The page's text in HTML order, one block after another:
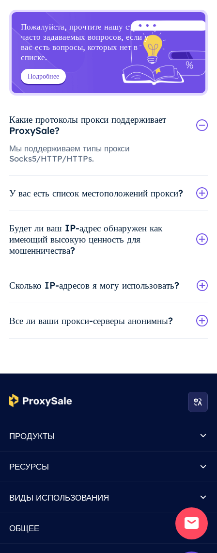
Пожалуйста, прочтите нашу страницу
часто задаваемых вопросов, если у
вас есть вопросы, которых нет в
списке.
Подробнее
Какие протоколы прокси поддерживает
ProxySale?
Мы поддерживаем типы прокси
Socks5/HTTP/HTTPs.
У вас есть список местоположений прокси?
Будет ли ваш IP-адрес обнаружен как
имеющий высокую ценность для
мошенничества?
Сколько IP-адресов я могу использовать?
Все ли ваши прокси-серверы анонимны?
ПРОДУКТЫ
РЕСУРСЫ
ВИДЫ ИСПОЛЬЗОВАНИЯ
ОБЩЕЕ